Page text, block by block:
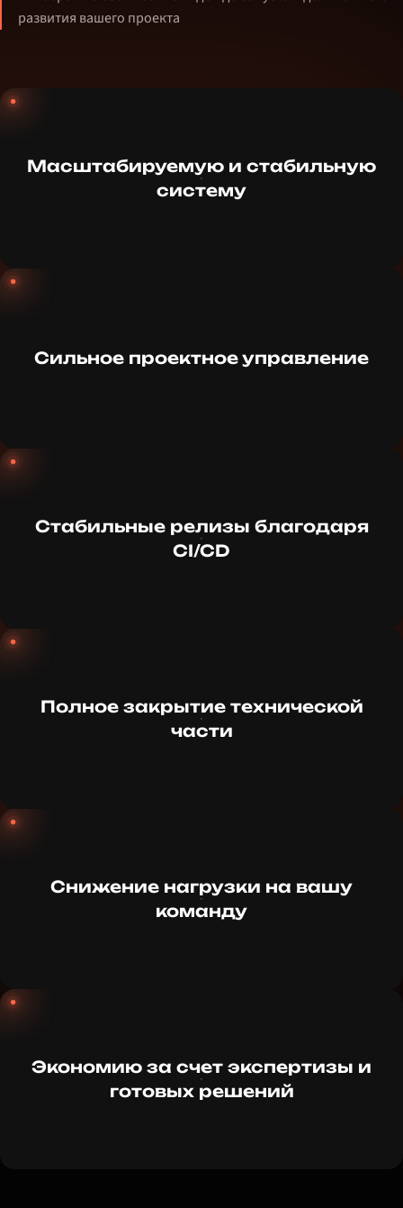
развития вашего проекта
Масштабируемую и стабильную
систему
Сильное проектное управление
Стабильные релизы благодаря
CI/CD
Полное закрытие технической
части
Снижение нагрузки на вашу
команду
Экономию за счет экспертизы и
готовых решений